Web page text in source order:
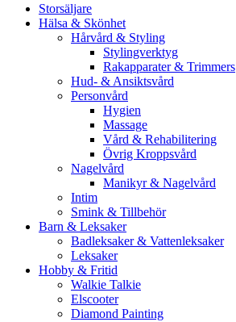
Storsäljare
Hälsa & Skönhet
Hårvård & Styling
Stylingverktyg
Rakapparater & Trimmers
Hud- & Ansiktsvård
Personvård
Hygien
Massage
Vård & Rehabilitering
Övrig Kroppsvård
Nagelvård
Manikyr & Nagelvård
Intim
Smink & Tillbehör
Barn & Leksaker
Badleksaker & Vattenleksaker
Leksaker
Hobby & Fritid
Walkie Talkie
Elscooter
Diamond Painting